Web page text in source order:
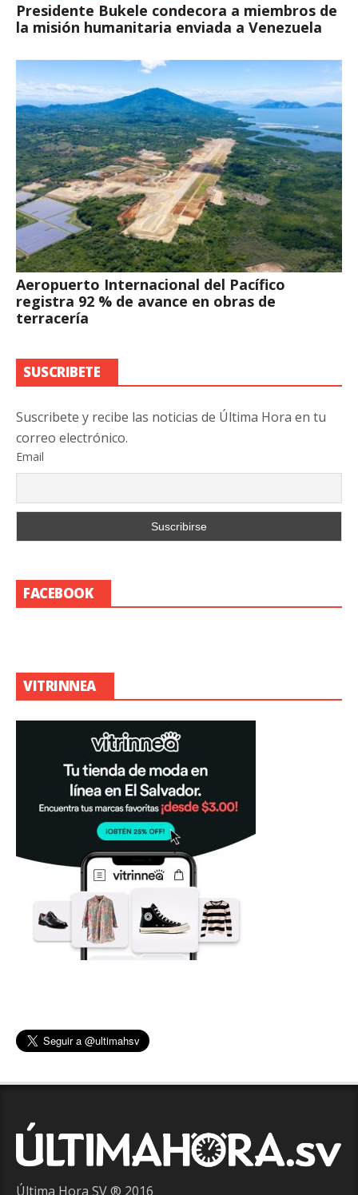
Presidente Bukele condecora a miembros de
la misión humanitaria enviada a Venezuela
Aeropuerto Internacional del Pacífico
registra 92 % de avance en obras de
terracería
SUSCRIBETE
Suscribete y recibe las noticias de Última Hora en tu
correo electrónico.
Email
FACEBOOK
VITRINNEA
Última Hora SV ® 2016